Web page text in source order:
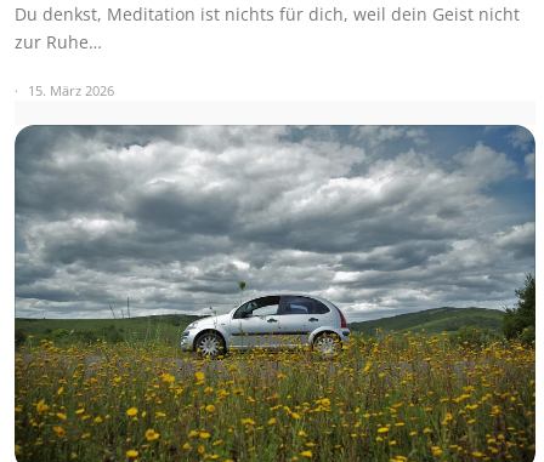
Du denkst, Meditation ist nichts für dich, weil dein Geist nicht
zur Ruhe…
15. März 2026